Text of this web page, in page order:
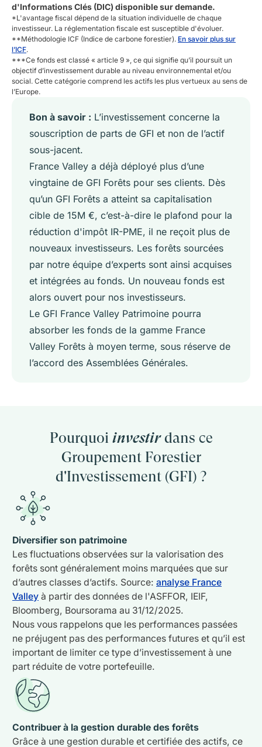
d'Informations Clés (DIC) disponible sur demande.
*L'avantage fiscal dépend de la situation individuelle de chaque
investisseur. La réglementation fiscale est susceptible d'évoluer.
**Méthodologie ICF (Indice de carbone forestier). En savoir plus sur
l’ICF.
***Ce fonds est classé « article 9 », ce qui signifie qu’il poursuit un
objectif d’investissement durable au niveau environnemental et/ou
social. Cette catégorie comprend les actifs les plus vertueux au sens de
l’Europe.
Bon à savoir : L’investissement concerne la
souscription de parts de GFI et non de l’actif
sous-jacent.
France Valley a déjà déployé plus d’une
vingtaine de GFI Forêts pour ses clients. Dès
qu’un GFI Forêts a atteint sa capitalisation
cible de 15M €, c’est-à-dire le plafond pour la
réduction d'impôt IR-PME, il ne reçoit plus de
nouveaux investisseurs. Les forêts sourcées
par notre équipe d’experts sont ainsi acquises
et intégrées au fonds. Un nouveau fonds est
alors ouvert pour nos investisseurs.
Le GFI France Valley Patrimoine pourra
absorber les fonds de la gamme France
Valley Forêts à moyen terme, sous réserve de
l’accord des Assemblées Générales.
Pourquoi investirdans ce
Groupement Forestier
d'Investissement (GFI) ?
Diversifier son patrimoine
Les fluctuations observées sur la valorisation des
forêts sont généralement moins marquées que sur
d’autres classes d’actifs. Source: analyse France
Valley à partir des données de l'ASFFOR, IEIF,
Bloomberg, Boursorama au 31/12/2025.
Nous vous rappelons que les performances passées
ne préjugent pas des performances futures et qu’il est
important de limiter ce type d’investissement à une
part réduite de votre portefeuille.
Contribuer à la gestion durable des forêts
Grâce à une gestion durable et certifiée des actifs, ce